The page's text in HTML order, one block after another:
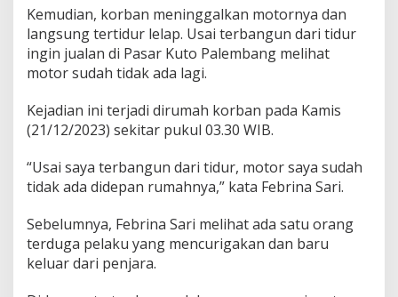
a
h
n
y
a
Kemudian, korban meninggalkan motornya dan
langsung tertidur lelap. Usai terbangun dari tidur
ingin jualan di Pasar Kuto Palembang melihat
motor sudah tidak ada lagi.
Kejadian ini terjadi dirumah korban pada Kamis
(21/12/2023) sekitar pukul 03.30 WIB.
“Usai saya terbangun dari tidur, motor saya sudah
tidak ada didepan rumahnya,” kata Febrina Sari.
Sebelumnya, Febrina Sari melihat ada satu orang
terduga pelaku yang mencurigakan dan baru
keluar dari penjara.